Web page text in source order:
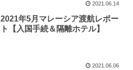
2021.06.14
2021年5月マレーシア渡航レポー
ト【入国手続＆隔離ホテル】
2021.06.06